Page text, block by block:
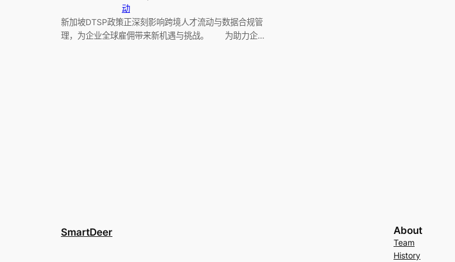
动
新加坡DTSP政策正深刻影响跨境人才流动与数据合规管
理，为企业全球雇佣带来新机遇与挑战。 为助力企…
SmartDeer About
Team
History